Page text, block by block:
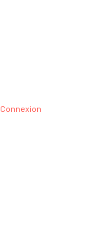
Connexion